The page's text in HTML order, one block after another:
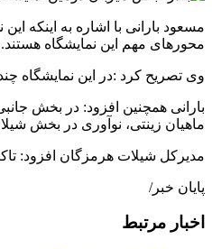
محورهای مهم این نمایشگاه هستند.
وی تصریح کرد :در این نمایشگاه
ماهیان زینتی، نوآوری در بخش
مدیرکل شیلات هرمزگان افزود: تاکنون بیش از 50 شرکت جهت حضور در این نمایشگاه از سراسر کشور
پایان خبر/
اخبار مرتبط